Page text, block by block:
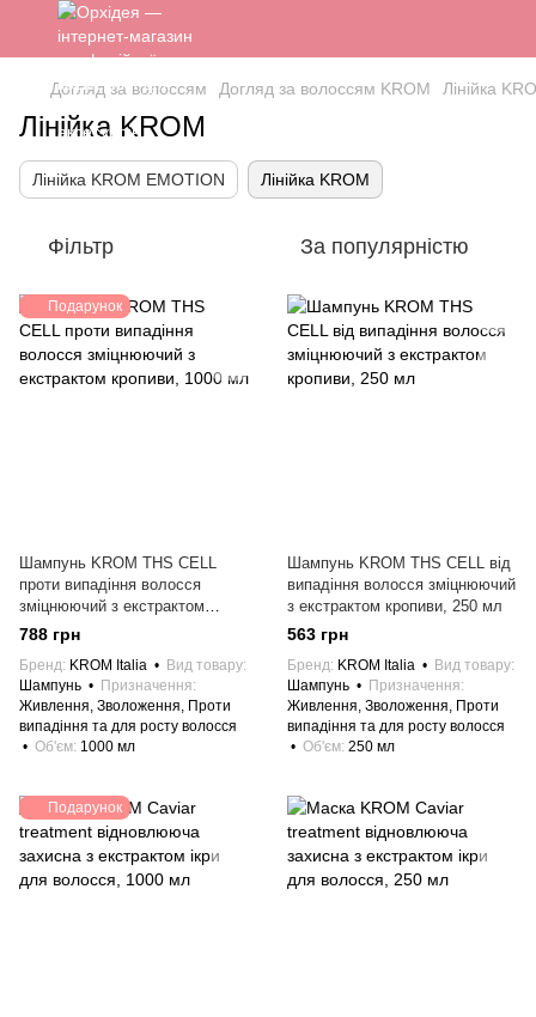
Догляд за волоссям Догляд за волоссям KROM Лінійка
Лінійка KROM
Лінійка KROM EMOTION Лінійка KROM
Фільтр За популярністю
Подарунок
Шампунь KROM THS CELL
проти випадіння волосся
зміцнюючий з екстрактом
кропиви, 1000 мл
788 грн
Бренд KROM Italia
Вид товару
Шампунь
Призначення
Живлення, Зволоження, Проти
випадіння та для росту волосся
Об'єм 1000 мл
Шампунь KROM THS CELL від
випадіння волосся зміцнюючий
з екстрактом кропиви, 250 мл
563 грн
Бренд KROM Italia
Вид товару
Шампунь
Призначення
Живлення, Зволоження, Проти
випадіння та для росту волосся
Об'єм 250 мл
Подарунок